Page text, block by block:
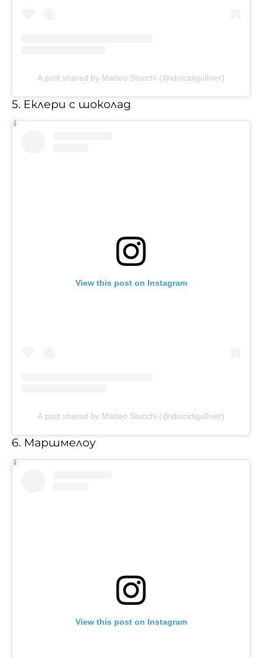
A post shared by Matteo Stucchi (@idolcidigulliver)
5. Еклери с шоколад
View this post on Instagram
A post shared by Matteo Stucchi (@idolcidigulliver)
6. Маршмелоу
View this post on Instagram